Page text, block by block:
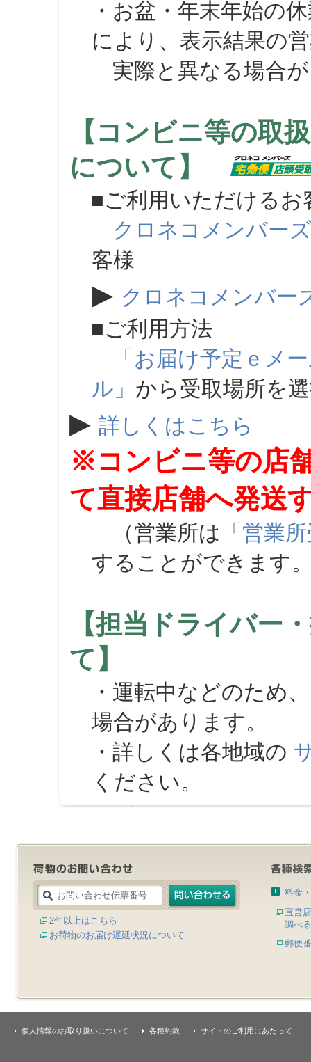
・お盆・年末年始の
により、表示結果の
実際と異なる場合が
【コンビニ等の取
について】
■ご利用いただけるお
クロネコメンバーズ
客様
▶ クロネコメンバー
■ご利用方法
「お届け予定ｅメ
ル」 から受取場所を
▶ 詳しくはこちら
※コンビニ等の店
て直接店舗へ発送
（営業所は 「営業
することができます
【担当ドライバー
て】
・運転中などのため
場合があります。
・詳しくは各地域の
ください。
2件以上はこちら
お荷物のお届け遅延状況について
料金
直営
調べる
郵便
個人情報のお取り扱いについて 各種約款 サイトのご利用にあたって